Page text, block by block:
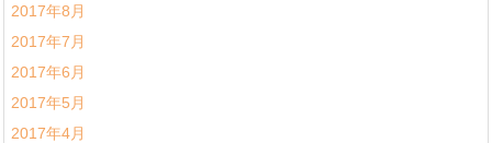
2017年8月
2017年7月
2017年6月
2017年5月
2017年4月